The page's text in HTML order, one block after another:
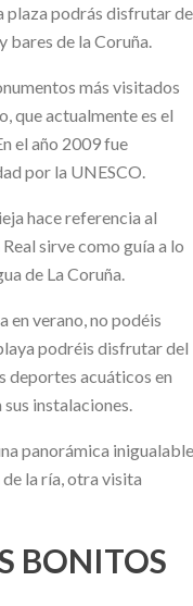
plaza podrás disfrutar de
bares de la Coruña.
más visitados
que actualmente es el
el año 2009 fue
por la UNESCO.
hace referencia al
sirve como guía a lo
de La Coruña.
en verano, no podéis
podréis disfrutar del
deportes acuáticos en
instalaciones.
panorámica inigualable
la ría, otra visita
BONITOS